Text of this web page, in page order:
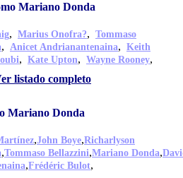
Mariano Donda
, Marius Onofra?, Tommaso
, Anicet Andrianantenaina, Keith
, Kate Upton, Wayne Rooney,
listado completo
Mariano Donda
,John Boye,Richarlyson
,Tommaso Bellazzini,Mariano Donda,
,Frédéric Bulot,